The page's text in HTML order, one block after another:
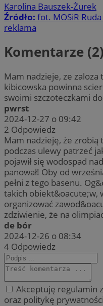
Karolina Bauszek-Żurek
Źródło: fot. MOSiR Ruda
reklama
Komentarze (2)
Mam nadzieje, ze
kibicowska powinna
swoimi szczoteczkami
pwrst
2024-12-27 o 09:42
2 Odpowiedz
Mam nadzieję, że zrobią
podczas ulewy patrzeć
pojawił się wodospad
panował! Oby od
pełni z tego basenu.
takich obiekt&oacute;w,
organizować
zdziwienie, że na
de bór
2024-12-26 o 08:34
4 Odpowiedz
Akceptuję regulamin
oraz politykę